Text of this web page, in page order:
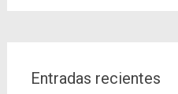
Entradas recientes